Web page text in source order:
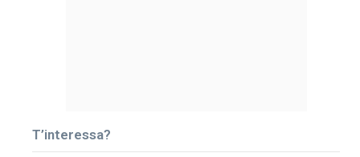
T’interessa?